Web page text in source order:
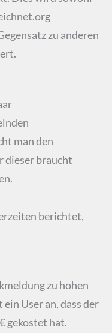
zu anderen
man den
dieser braucht
berichtet,
zu hohen
User an, dass der
gekostet hat.